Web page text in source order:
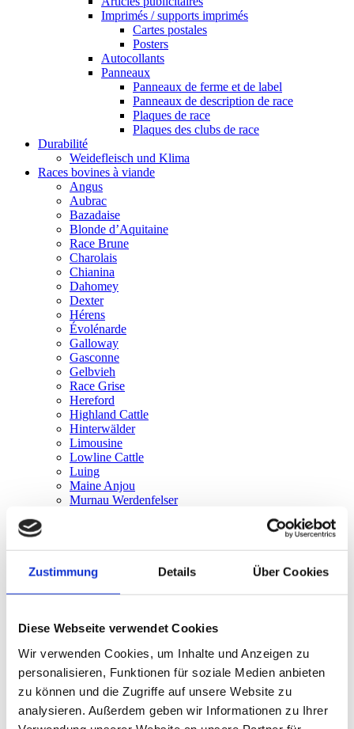
Zustimmung Details Über Cookies
Diese Webseite verwendet Cookies
Wir verwenden Cookies, um Inhalte und Anzeigen zu
personalisieren, Funktionen für soziale Medien anbieten
zu können und die Zugriffe auf unsere Website zu
analysieren. Außerdem geben wir Informationen zu Ihrer
Imprimés / supports imprimés
Cartes postales
Posters
Autocollants
Panneaux
Panneaux de ferme et de label
Panneaux de description de race
Plaques de race
Plaques des clubs de race
Durabilité
Weidefleisch und Klima
Races bovines à viande
Angus
Aubrac
Bazadaise
Blonde d’Aquitaine
Race Brune
Charolais
Chianina
Dahomey
Dexter
Hérens
Évolénarde
Galloway
Gasconne
Gelbvieh
Race Grise
Hereford
Highland Cattle
Hinterwälder
Limousine
Lowline Cattle
Luing
Maine Anjou
Murnau Werdenfelser
Grise rhétique
Shorthorn
Speckle Park
Tux-Zillertal
Vosgienne
Vorderwälder
Wagyu
Welsh Black